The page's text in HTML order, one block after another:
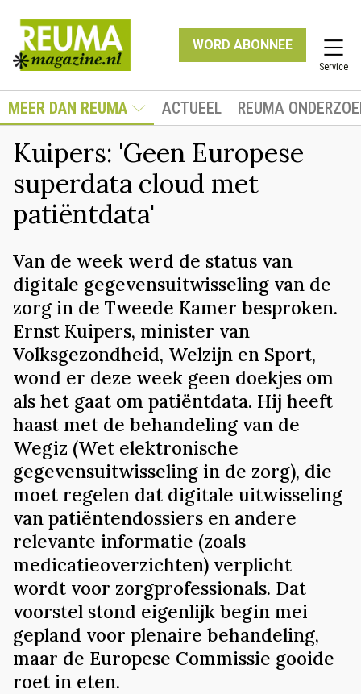
WORD ABONNEE
Service
MEER DAN REUMA ACTUEEL REUMA
Kuipers: 'Geen Europese
superdata cloud met
patiëntdata'
Van de week werd de status van
digitale gegevensuitwisseling van de
zorg in de Tweede Kamer besproken.
Ernst Kuipers, minister van
Volksgezondheid, Welzijn en Sport,
wond er deze week geen doekjes om
als het gaat om patiëntdata. Hij heeft
haast met de behandeling van de
Wegiz (Wet elektronische
gegevensuitwisseling in de zorg), die
moet regelen dat digitale uitwisseling
van patiëntendossiers en andere
relevante informatie (zoals
medicatieoverzichten) verplicht
wordt voor zorgprofessionals. Dat
voorstel stond eigenlijk begin mei
gepland voor plenaire behandeling,
maar de Europese Commissie gooide
roet in eten.